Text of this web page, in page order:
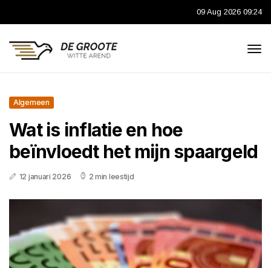
09 Aug 2026 09:24
Algemeen
Wat is inflatie en hoe
beïnvloedt het mijn spaargeld
12 januari 2026 2 min leestijd